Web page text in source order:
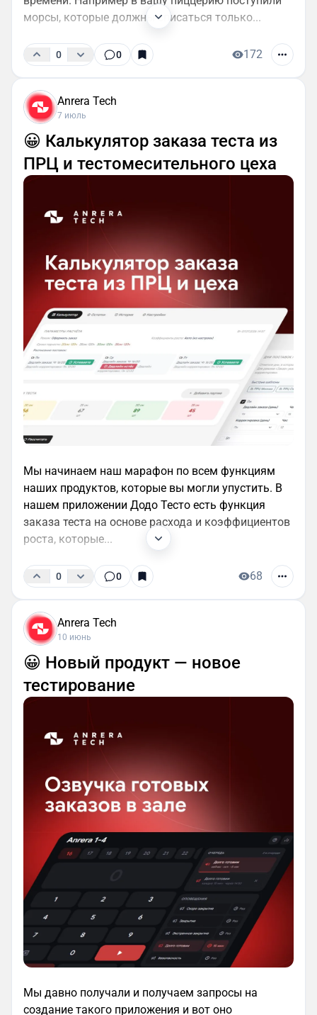
морсы, которые должны списаться только...
0 0 172
Anrera Tech
7 июль
😀 Калькулятор заказа теста из
ПРЦ и тестомесительного цеха
Мы начинаем наш марафон по всем функциям
наших продуктов, которые вы могли упустить. В
нашем приложении Додо Тесто есть функция
заказа теста на основе расхода и коэффициентов
роста, которые...
0 0 68
Anrera Tech
10 июнь
😀 Новый продукт — новое
тестирование
Мы давно получали и получаем запросы на
создание такого приложения и вот оно